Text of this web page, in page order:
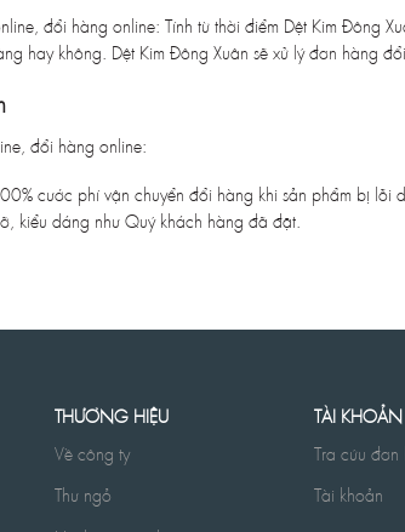
đổi hàng online: Tính từ thời điểm Dệt Kim Đông
hay không. Dệt Kim Đông Xuân sẽ xử lý đơn hàng
đổi hàng online:
cước phí vận chuyển đổi hàng khi sản phẩm bị lỗi
kiểu dáng như Quý khách hàng đã đặt.
THƯƠNG HIỆU
Về công ty
Thư ngỏ
TÀI
Tra cứu đơn
Tài khoản